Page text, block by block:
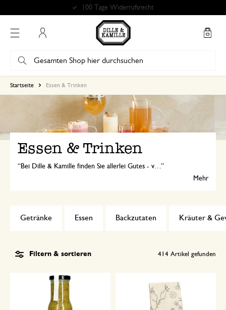
Bewertung 4.86 von 5
Startseite Essen & Trinken
Essen & Trinken
Bei Dille & Kamille finden Sie allerlei Gutes - von Kaffee bis zu Gewürzen - zum Kochen, zum Backen, zum Genießen oder zum Verschenken.
Mehr
Getränke Essen Backzutaten Kräuter &
Filtern & sortieren 414 Artikel gefunden